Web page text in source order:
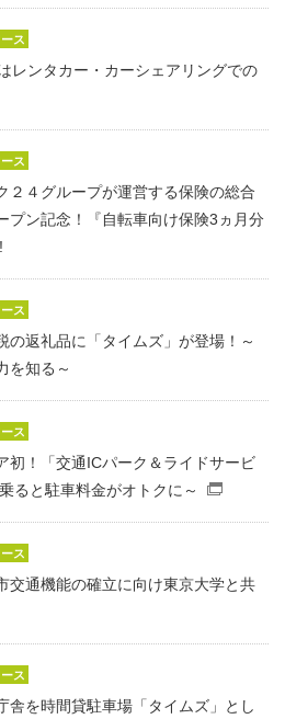
ス
レンタカー・カーシェアリングでの
ス
２４グループが運営する保険の総合
プン記念！『自転車向け保険3ヵ月分
ス
の返礼品に「タイムズ」が登場！～
を知る～
ス
初！「交通ICパーク＆ライドサービ
ると駐車料金がオトクに～
ス
交通機能の確立に向け東京大学と共
ス
舎を時間貸駐車場「タイムズ」とし